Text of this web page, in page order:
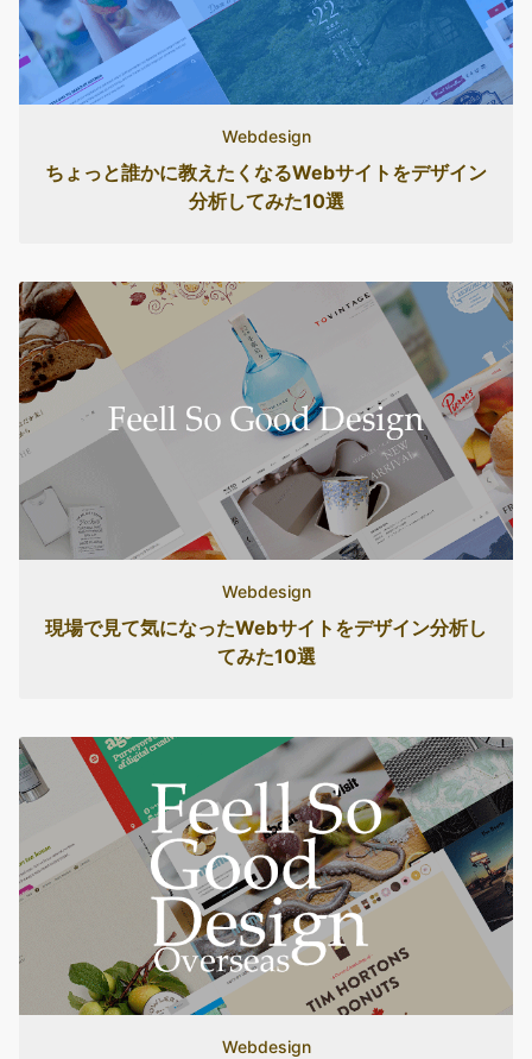
Webdesign
ちょっと誰かに教えたくなるWebサイトをデザイン
分析してみた10選
Webdesign
現場で見て気になったWebサイトをデザイン分析し
てみた10選
Webdesign